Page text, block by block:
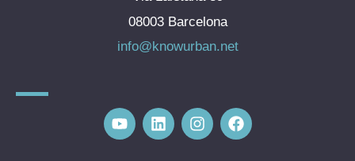
08003 Barcelona
info@knowurban.net